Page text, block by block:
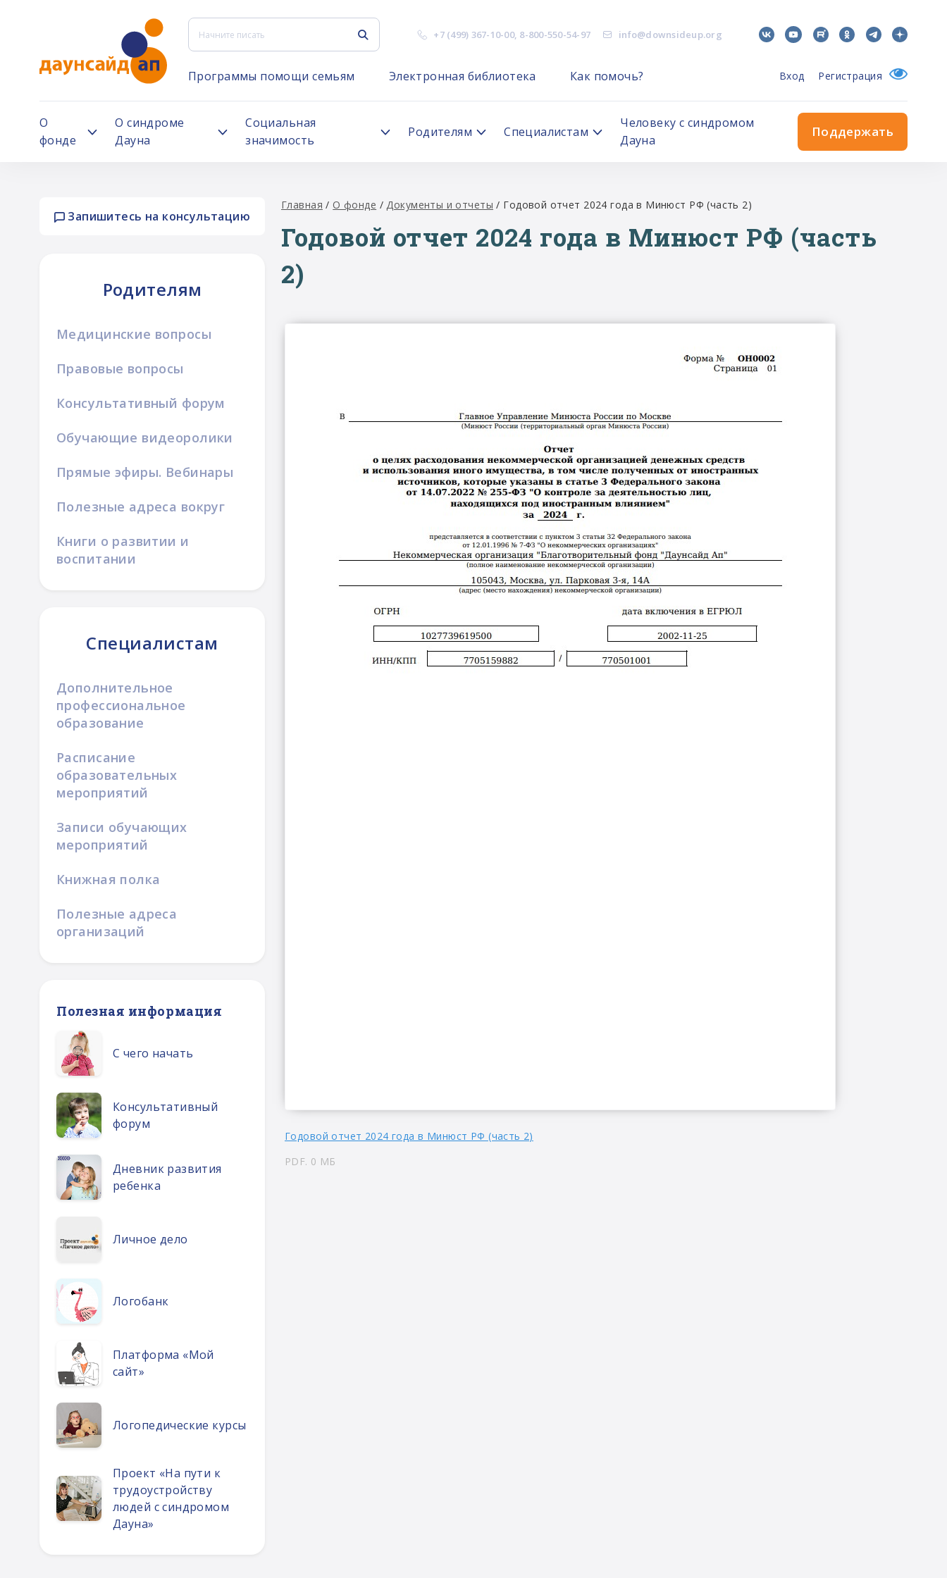
+7 (499) 367-10-00, 8-800-550-54-97 info@downsideup.org
Программы помощи семьям Электронная библиотека Как помочь? Вход Регистрация
О
фонде
О синдроме
Дауна
Социальная
значимость
Родителям Специалистам
Человеку с синдромом
Дауна
Поддержать
Запишитесь на консультацию
Родителям
Медицинские вопросы
Правовые вопросы
Консультативный форум
Обучающие видеоролики
Прямые эфиры. Вебинары
Полезные адреса вокруг
Книги о развитии и
воспитании
Специалистам
Дополнительное
профессиональное
образование
Расписание
образовательных
мероприятий
Записи обучающих
мероприятий
Книжная полка
Полезные адреса
организаций
Полезная информация
С чего начать
Консультативный
форум
Дневник развития
ребенка
Личное дело
Логобанк
Платформа «Мой
сайт»
Логопедические курсы
Проект «На пути к
трудоустройству
людей с синдромом
Дауна»
Главная / О фонде / Документы и отчеты / Годовой отчет 2024 года в Минюст РФ (часть 2)
Годовой отчет 2024 года в Минюст РФ (часть
2)
Годовой отчет 2024 года в Минюст РФ (часть 2)
PDF. 0 МБ